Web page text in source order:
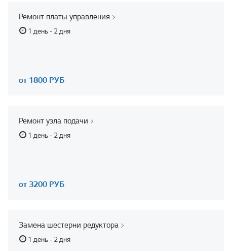
Ремонт платы управления
1 день - 2 дня
от 1800 РУБ
Ремонт узла подачи
1 день - 2 дня
от 3200 РУБ
Замена шестерни редуктора
1 день - 2 дня